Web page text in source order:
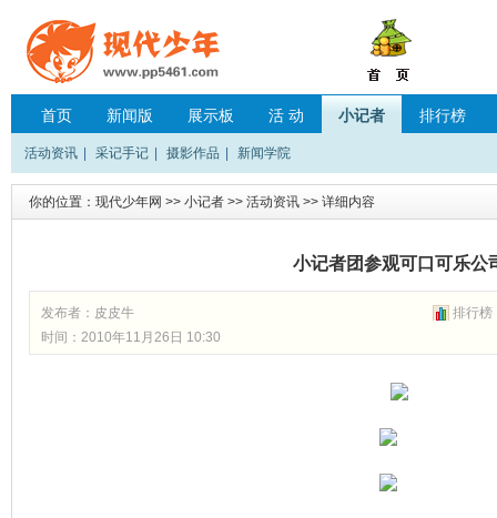
首页 新闻版 展示板 活 动 小记者 排行榜
活动资讯 采记手记 摄影作品 新闻学院
你的位置： 现代少年网 >> 小记者 >> 活动资讯 >> 详细内容
小记者团参观可口可乐公
排行榜
发布者： 皮皮牛
时间：2010年11月26日 10:30